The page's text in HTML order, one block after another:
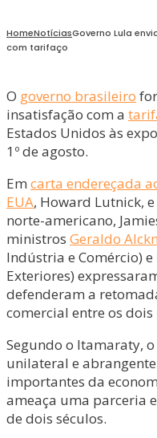
HomeNotíciasGoverno Lula
com tarifaço
O governo brasileiro
insatisfação com a
Estados Unidos às
1º de agosto.
Em carta endereçada
EUA, Howard Lutnick,
norte-americano,
ministros Geraldo
Indústria e Comércio)
Exteriores)
defenderam a
comercial entre os dois
Segundo o Itamaraty,
unilateral e
importantes da
ameaça uma parceria
de dois séculos.